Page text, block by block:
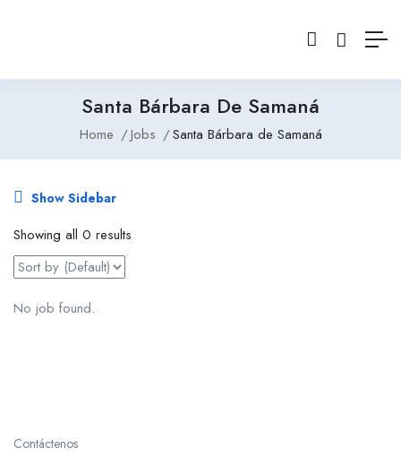
Santa Bárbara De Samaná
Home Jobs Santa Bárbara de Samaná
Show Sidebar
Showing all 0 results
No job found.
Contáctenos